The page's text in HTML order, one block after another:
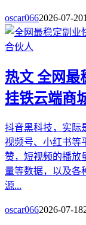
oscar0662026-07-20
热文全网最
挂铁云端商
抖音黑科技，实际
视频号、小红书等
赞，短视频的播放
量等数据，以及各
源...
oscar0662026-07-18